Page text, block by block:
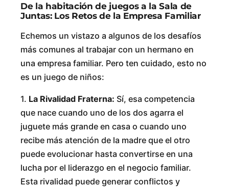
De la habitación de juegos a la Sala de
Juntas: Los Retos de la Empresa Familiar
Echemos un vistazo a algunos de los desafíos
más comunes al trabajar con un hermano en
una empresa familiar. Pero ten cuidado, esto no
es un juego de niños:
1. La Rivalidad Fraterna: Sí, esa competencia
que nace cuando uno de los dos agarra el
juguete más grande en casa o cuando uno
recibe más atención de la madre que el otro
puede evolucionar hasta convertirse en una
lucha por el liderazgo en el negocio familiar.
Esta rivalidad puede generar conflictos y